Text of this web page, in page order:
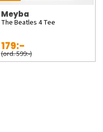
Meyba
The Beatles 4 Tee
179:-
(ord. 599:-)